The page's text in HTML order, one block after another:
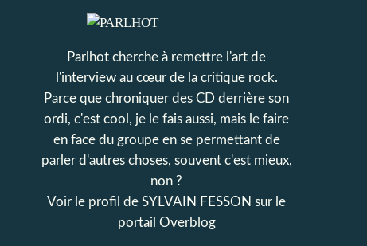
Parlhot cherche à remettre l'art de
l'interview au cœur de la critique rock.
Parce que chroniquer des CD derrière son
ordi, c'est cool, je le fais aussi, mais le faire
en face du groupe en se permettant de
parler d'autres choses, souvent c'est mieux,
non ?
Voir le profil de SYLVAIN FESSON sur le
portail Overblog